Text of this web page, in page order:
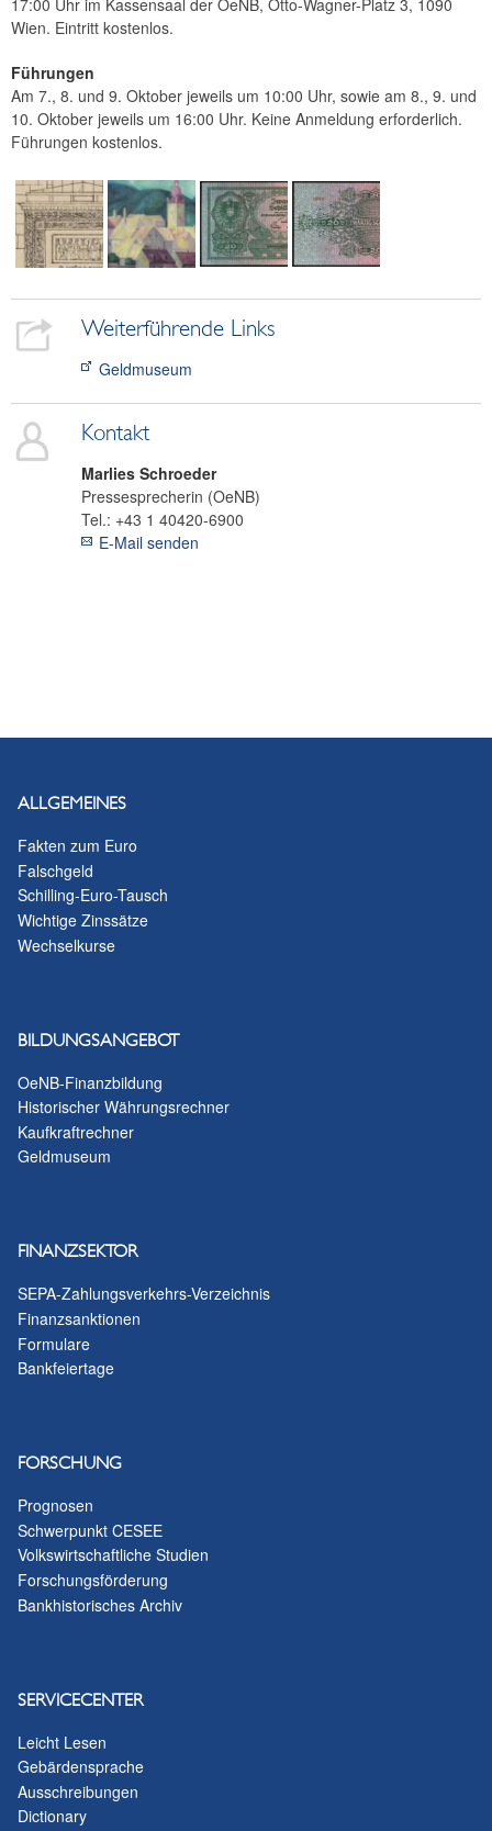
Wien. Eintritt kostenlos.
Führungen
Am 7., 8. und 9. Oktober jeweils um 10:00 Uhr, sowie am 8., 9. und
10. Oktober jeweils um 16:00 Uhr. Keine Anmeldung erforderlich.
Führungen kostenlos.
Weiterführende Links
Geldmuseum
Kontakt
Marlies Schroeder
Pressesprecherin (OeNB)
Tel.: +43 1 40420-6900
E-Mail senden
ALLGEMEINES
Fakten zum Euro
Falschgeld
Schilling-Euro-Tausch
Wichtige Zinssätze
Wechselkurse
BILDUNGSANGEBOT
OeNB-Finanzbildung
Historischer Währungsrechner
Kaufkraftrechner
Geldmuseum
FINANZSEKTOR
SEPA-Zahlungsverkehrs-Verzeichnis
Finanzsanktionen
Formulare
Bankfeiertage
FORSCHUNG
Prognosen
Schwerpunkt CESEE
Volkswirtschaftliche Studien
Forschungsförderung
Bankhistorisches Archiv
SERVICECENTER
Leicht Lesen
Gebärdensprache
Ausschreibungen
Dictionary